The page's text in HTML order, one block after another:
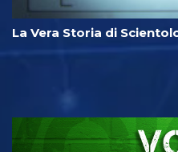
La Vera Storia di